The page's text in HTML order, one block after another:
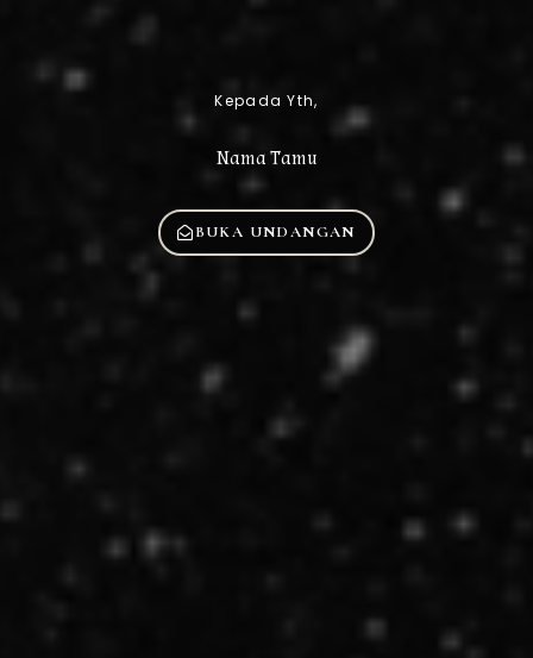
Kepada Yth,
Nama Tamu
BUKA UNDANGAN